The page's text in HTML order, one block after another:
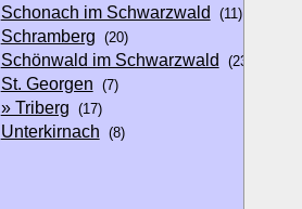
Schonach im Schwarzwald (11)
Schramberg (20)
Schönwald im Schwarzwald (23)
St. Georgen (7)
» Triberg (17)
Unterkirnach (8)